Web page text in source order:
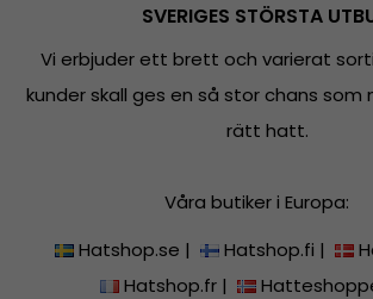
SVERIGES STÖRSTA
Vi erbjuder ett brett och varierat
kunder skall ges en så stor chans
rätt hatt.
Våra butiker i Europa:
Hatshop.se | Hatshop.fi |
Hatshop.fr|